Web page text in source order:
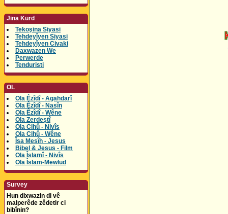
Jina Kurd
Tekoşina Siyasi
Tehdeyîyen Siyasi
Tehdeyîyen Civaki
Daxwazen We
Perwerde
Tenduristi
OL
Ola Êzîdî - Agahdarî
Ola Êzîdî - Nasîn
Ola Êzîdî - Wêne
Ola Zerdeştî
Ola Cihû - Nivîs
Ola Cihû - Wêne
Îsa Mesîh - Jesus
Bibel & Jesus - Film
Ola Îslamî - Nivîs
Ola Îslam-Mewlud
Survey
Hun dixwazin di vê
malperêde zêdetir ci
bibînin?